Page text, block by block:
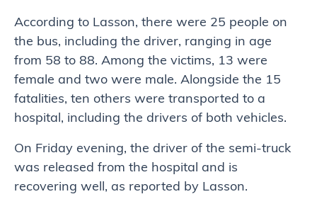
According to Lasson, there were 25 people on
the bus, including the driver, ranging in age
from 58 to 88. Among the victims, 13 were
female and two were male. Alongside the 15
fatalities, ten others were transported to a
hospital, including the drivers of both vehicles.
On Friday evening, the driver of the semi-truck
was released from the hospital and is
recovering well, as reported by Lasson.